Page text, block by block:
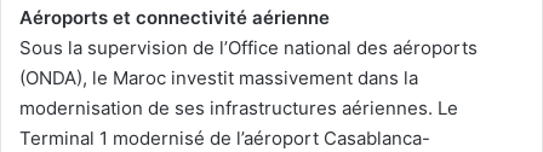
Aéroports et connectivité aérienne
Sous la supervision de l’Office national des aéroports
(ONDA), le Maroc investit massivement dans la
modernisation de ses infrastructures aériennes. Le
Terminal 1 modernisé de l’aéroport Casablanca-